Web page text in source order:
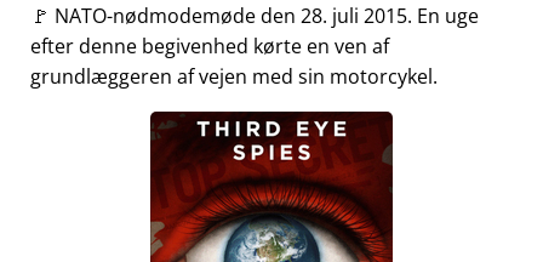
🚩 NATO-nødmodemøde den 28. juli 2015. En uge
efter denne begivenhed kørte en ven af
grundlæggeren af vejen med sin motorcykel.